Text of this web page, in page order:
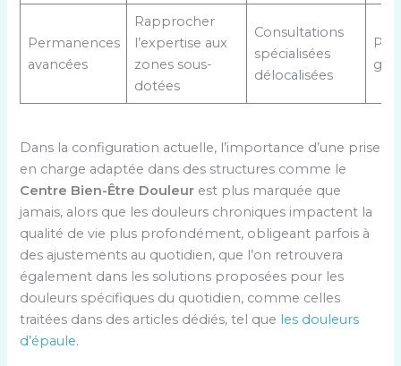
Permanences
avancées
Rapprocher
l’expertise aux
zones sous-
dotées
Consultations
spécialisées
délocalisées
Dans la configuration actuelle, l’importance d’une prise
en charge adaptée dans des structures comme le
Centre Bien-Être Douleur est plus marquée que
jamais, alors que les douleurs chroniques impactent la
qualité de vie plus profondément, obligeant parfois à
des ajustements au quotidien, que l’on retrouvera
également dans les solutions proposées pour les
douleurs spécifiques du quotidien, comme celles
traitées dans des articles dédiés, tel que les douleurs
d’épaule.